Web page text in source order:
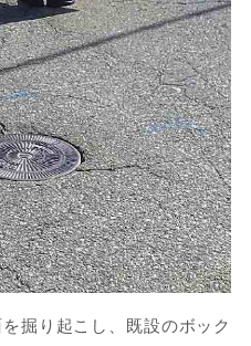
掘り起こし、既設のボック